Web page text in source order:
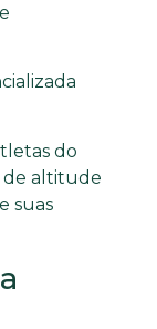
do
de altitude
suas